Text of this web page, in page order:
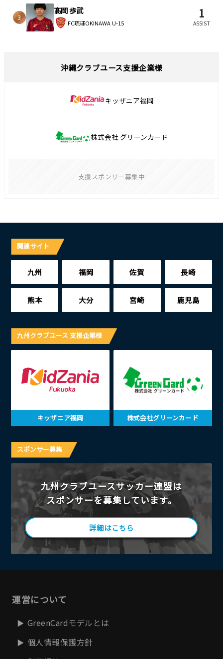
3
髙岡 歩武
FC琉球OKINAWA U-15
1
ASSIST
沖縄クラブユース支援企業様
キッザニア福岡
株式会社 グリーンカード
支援スポンサー募集中
関連サイト
九州 福岡 佐賀 長崎
熊本 大分 宮崎 鹿児島
九州クラブユース 支援企業様
キッザニア福岡 株式会社グリーンカード
スポンサー募集
九州クラブユースサッカー連盟は
スポンサーを募集しています。
詳細はこちら
運営について
GreenCardモデルとは
個人情報保護方針